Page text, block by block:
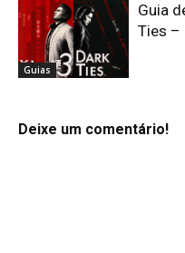
Guias
Guia
Ties –
Deixe um comentário!